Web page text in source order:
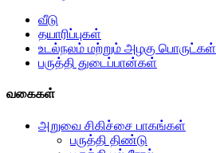
வீடு
தயாரிப்புகள்
உடல்நலம் மற்றும் அழகு பொருட்கள்
பருத்தி துடைப்பான்கள்
வகைகள்
அறுவை சிகிச்சை பாகங்கள்
பருத்தி திண்டு